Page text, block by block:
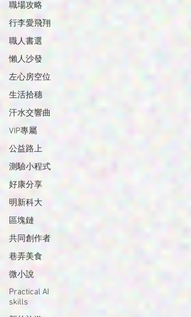
職場攻略
行李愛飛翔
職人書選
懶人沙發
左心房空位
生活拾穗
汗水交響曲
VIP專屬
公益路上
測驗小程式
好康分享
明新科大
區塊鏈
共同創作者
巷弄美食
微小說
Practical AI
skills